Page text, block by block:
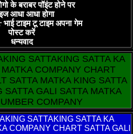
के बराबर पॉइंट होने पर
आधा आधा होगा
टाइम टू टाइम अपना गेम
पोस्ट करें
धन्यवाद
SATTAKING SATTA KA
COMPANY CHART
SATTA MATKA KING SATTA
SATTA GALI SATTA MATKA
COMPANY
SATTAKING SATTA KA
COMPANY CHART SATTA GALI